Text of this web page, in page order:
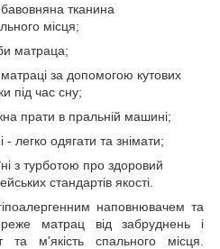
тканина
місця;
матраца;
за допомогою кутових
під час сну;
прати в пральній машині;
легко одягати та знімати;
з турботою про здоровий
стандартів якості.
наповнювачем та
матрац від забруднень і
м'якість спального місця.